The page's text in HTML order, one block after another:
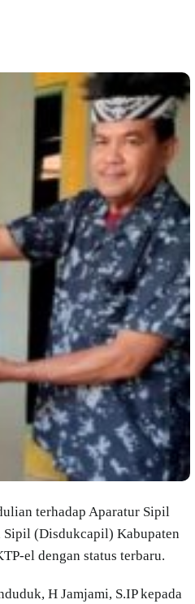
terhadap Aparatur Sipil
Sipil (Disdukcapil) Kabupaten
el dengan status terbaru.
H Jamjami, S.IP kepada